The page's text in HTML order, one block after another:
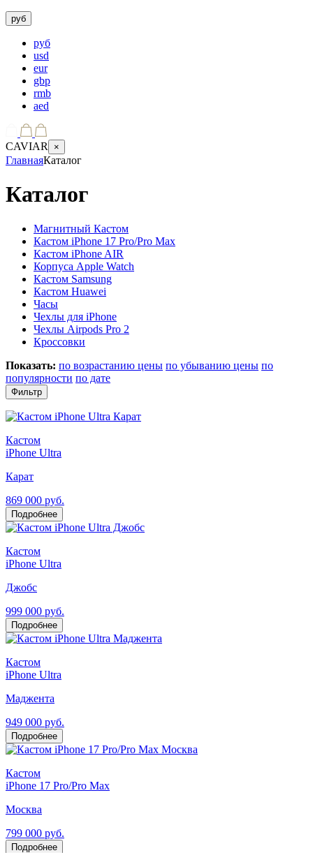
руб
руб
usd
eur
gbp
rmb
aed
CAVIAR ×
ГлавнаяКаталог
Каталог
Магнитный Кастом
Кастом iPhone 17 Pro/Pro Max
Кастом iPhone AIR
Корпуса Apple Watch
Кастом Samsung
Кастом Huawei
Часы
Чехлы для iPhone
Чехлы Airpods Pro 2
Кроссовки
Показать: по возрастанию цены по убыванию цены по
популярности по дате
Фильтр
Кастом
iPhone Ultra
Карат
869 000 руб.
Подробнее
Кастом
iPhone Ultra
Джобс
999 000 руб.
Подробнее
Кастом
iPhone Ultra
Маджента
949 000 руб.
Подробнее
Кастом
iPhone 17 Pro/Pro Max
Москва
799 000 руб.
Подробнее